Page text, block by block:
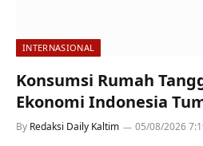
INTERNASIONAL
Konsumsi Rumah
Ekonomi Indonesia
By Redaksi Daily Kaltim 05/08/2026